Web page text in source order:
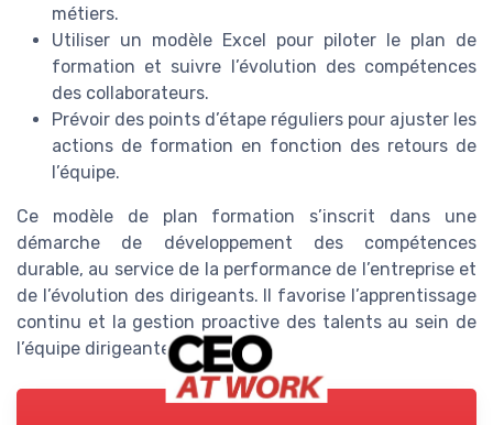
métiers.
Utiliser un modèle Excel pour piloter le plan de
formation et suivre l’évolution des compétences
des collaborateurs.
Prévoir des points d’étape réguliers pour ajuster les
actions de formation en fonction des retours de
l’équipe.
Ce modèle de plan formation s’inscrit dans une
démarche de développement des compétences
durable, au service de la performance de l’entreprise et
de l’évolution des dirigeants. Il favorise l’apprentissage
continu et la gestion proactive des talents au sein de
l’équipe dirigeante.